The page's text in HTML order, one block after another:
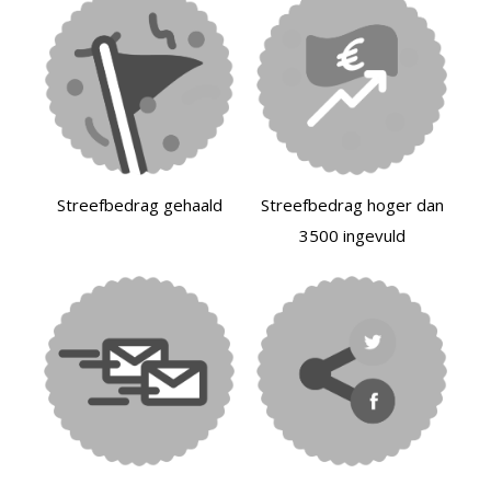
Streefbedrag gehaald
Streefbedrag hoger dan
3500 ingevuld